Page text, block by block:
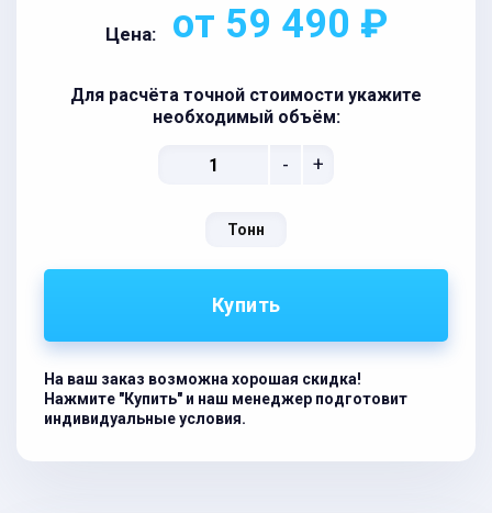
Цена: от 59 490 ₽
Для расчёта точной стоимости укажите
необходимый объём:
- +
Тонн
Купить
На ваш заказ возможна хорошая скидка!
Нажмите "Купить" и наш менеджер подготовит
индивидуальные условия.